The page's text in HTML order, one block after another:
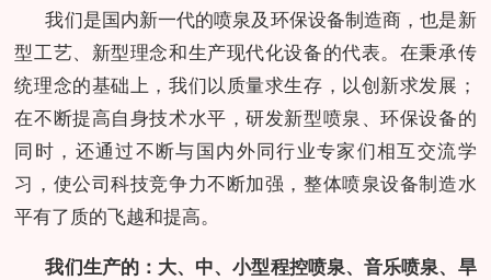
我们是国内新一代的喷泉及环保设备制造商，也是新
型工艺、新型理念和生产现代化设备的代表。在秉承传
统理念的基础上，我们以质量求生存，以创新求发展；
在不断提高自身技术水平，研发新型喷泉、环保设备的
同时，还通过不断与国内外同行业专家们相互交流学
习，使公司科技竞争力不断加强，整体喷泉设备制造水
平有了质的飞越和提高。
我们生产的：大、中、小型程控喷泉、音乐喷泉、旱